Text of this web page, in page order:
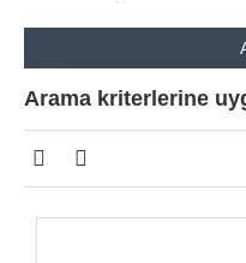
Arama kriterlerine